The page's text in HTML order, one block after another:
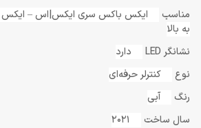
مناسب
به بالا
نشانگر LED
دارد
نوع
کنترلر حرفه‌ای
رنگ
آبی
سال ساخت
2021